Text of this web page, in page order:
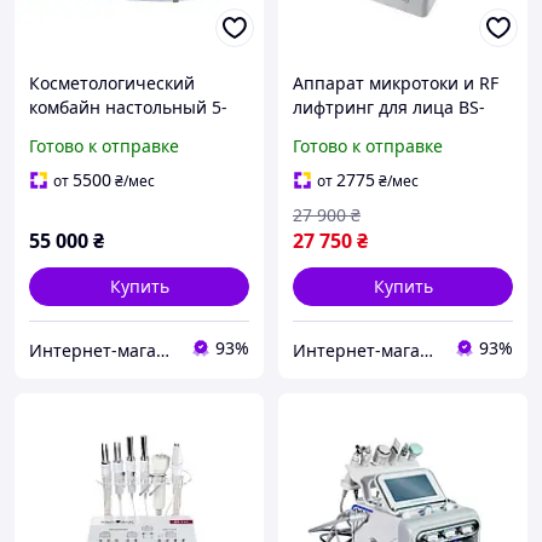
Косметологический
комбайн настольный 5-
микротоки / уз чистка /
электропарация мод-6008
Готово к отправке
от5500₴/мес
55 000₴
Купить
Интернет-магазин "M-Beauty" 93%
Аппарат микротоки и RF
лифтринг для лица BS-
Профессиональные
аппараты для RF и
микротоковой терапии
Готово к отправке
от2775₴/мес
27 750₴
27 900 ₴
Купить
Интернет-магазин "M-Beauty" 93%